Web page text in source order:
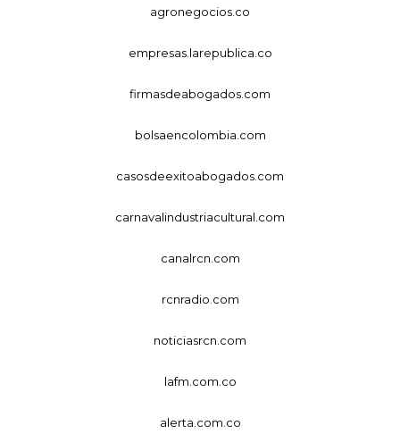
agronegocios.co
empresas.larepublica.co
firmasdeabogados.com
bolsaencolombia.com
casosdeexitoabogados.com
carnavalindustriacultural.com
canalrcn.com
rcnradio.com
noticiasrcn.com
lafm.com.co
alerta.com.co